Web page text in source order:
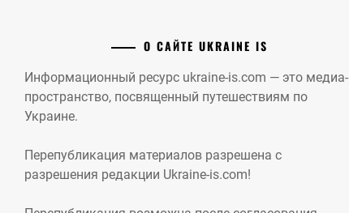
О САЙТЕ UKRAINE IS
Информационный ресурс ukraine-is.com — это медиа-
пространство, посвященный путешествиям по
Украине.
Перепубликация материалов разрешена с
разрешения редакции Ukraine-is.com!